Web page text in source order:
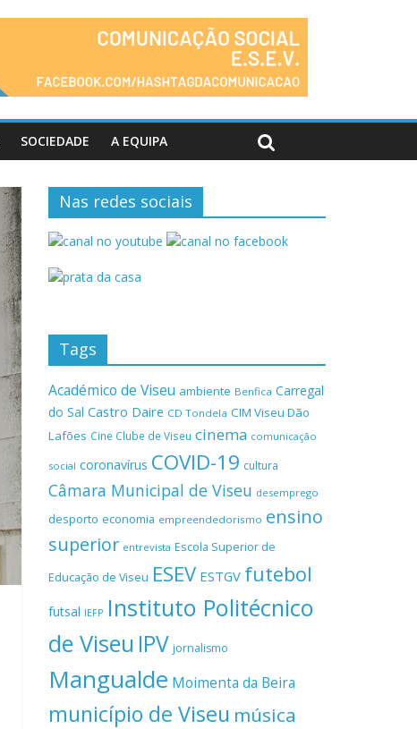
SOCIEDADE A EQUIPA
Nas redes sociais
Tags
Académico de Viseu ambiente Benfica Carregal
do Sal Castro Daire CD Tondela CIM Viseu Dão
Lafões Cine Clube de Viseu cinema comunicação
social coronavírus COVID-19 cultura
Câmara Municipal de Viseu desemprego
desporto economia empreendedorismo ensino
superior entrevista Escola Superior de
Educação de Viseu ESEV ESTGV futebol
futsal IEFP Instituto Politécnico
de Viseu IPV jornalismo
Mangualde Moimenta da Beira
município de Viseu música